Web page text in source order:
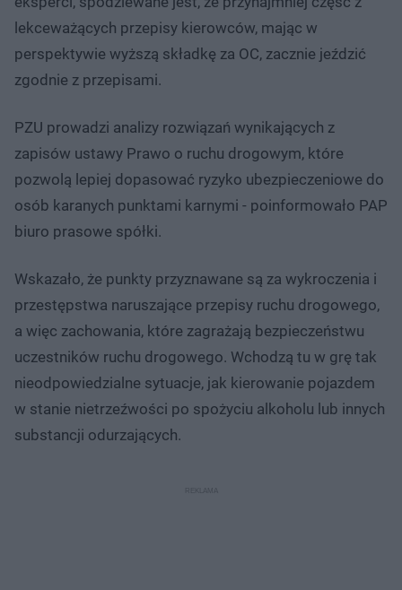
lekceważących przepisy kierowców, mając w
perspektywie wyższą składkę za OC, zacznie jeździć
zgodnie z przepisami.
PZU prowadzi analizy rozwiązań wynikających z
zapisów ustawy Prawo o ruchu drogowym, które
pozwolą lepiej dopasować ryzyko ubezpieczeniowe do
osób karanych punktami karnymi - poinformowało PAP
biuro prasowe spółki.
Wskazało, że punkty przyznawane są za wykroczenia i
przestępstwa naruszające przepisy ruchu drogowego,
a więc zachowania, które zagrażają bezpieczeństwu
uczestników ruchu drogowego. Wchodzą tu w grę tak
nieodpowiedzialne sytuacje, jak kierowanie pojazdem
w stanie nietrzeźwości po spożyciu alkoholu lub innych
substancji odurzających.